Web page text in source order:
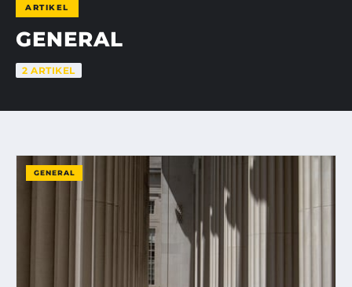
ARTIKEL
GENERAL
2 ARTIKEL
GENERAL